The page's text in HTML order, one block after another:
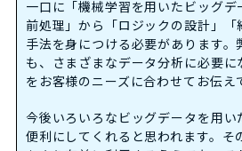
一口に「機械学習を用いたビッグ
前処理」から「ロジックの設計」
手法を身につける必要があります
も、さまざまなデータ分析に必要
をお客様のニーズに合わせてお伝
今後いろいろなビッグデータを用
便利にしてくれると思われます。